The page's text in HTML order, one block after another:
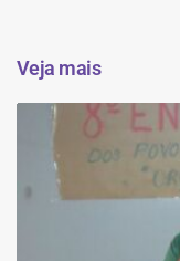
Veja mais